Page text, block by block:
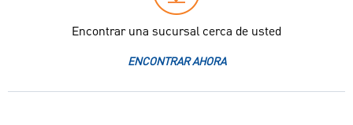
Encontrar una sucursal cerca de usted
ENCONTRAR AHORA